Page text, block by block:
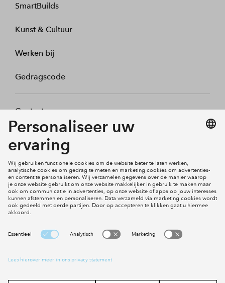
SmartBuilds
Kunst & Cultuur
Werken bij
Gedragscode
Contact
Mijn profiel
Social Media
Cookies